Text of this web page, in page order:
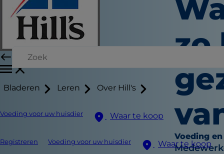
Bladeren Leren Over Hill's
Voeding voor uw huisdier Waar te koop
Registreren Voeding voor uw huisdier Waar te koop
zo
Voeding